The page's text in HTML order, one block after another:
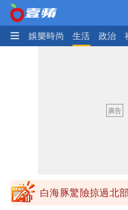
熱門 娛樂時尚 生活 政治
「終於能交代」
白海豚颱風逼近！
砸重金再買一整桌卡
白海豚驚險掠過北